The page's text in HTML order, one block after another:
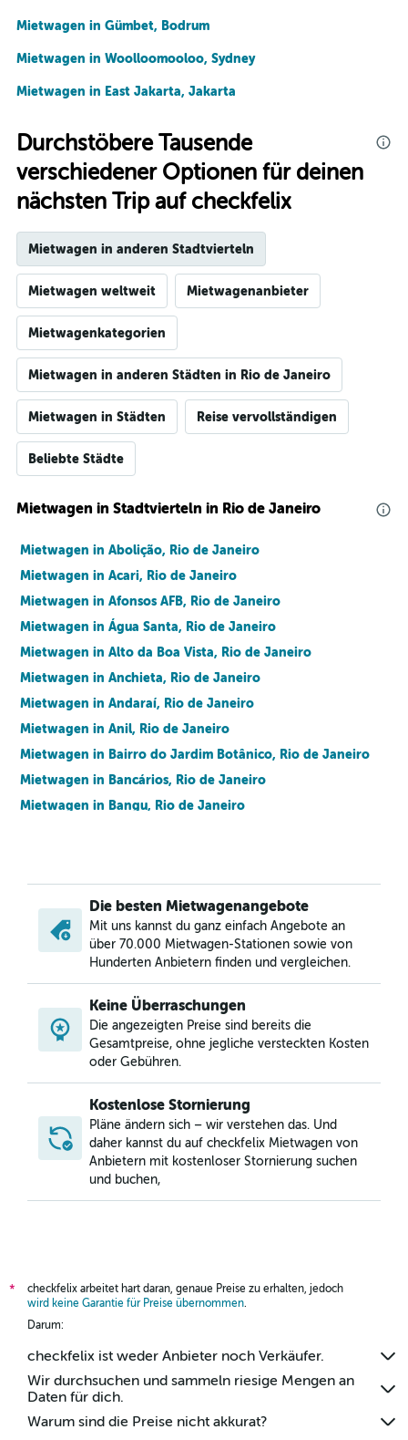
Mietwagen in Gümbet, Bodrum
Mietwagen in Woolloomooloo, Sydney
Mietwagen in East Jakarta, Jakarta
Durchstöbere Tausende
verschiedener Optionen für deinen
nächsten Trip auf checkfelix
Mietwagen in anderen Stadtvierteln
Mietwagen weltweit Mietwagenanbieter
Mietwagenkategorien
Mietwagen in anderen Städten in Rio de Janeiro
Mietwagen in Städten Reise vervollständigen
Beliebte Städte
Mietwagen in Stadtvierteln in Rio de Janeiro
Mietwagen in Abolição, Rio de Janeiro
Mietwagen in Acari, Rio de Janeiro
Mietwagen in Afonsos AFB, Rio de Janeiro
Mietwagen in Água Santa, Rio de Janeiro
Mietwagen in Alto da Boa Vista, Rio de Janeiro
Mietwagen in Anchieta, Rio de Janeiro
Mietwagen in Andaraí, Rio de Janeiro
Mietwagen in Anil, Rio de Janeiro
Mietwagen in Bairro do Jardim Botânico, Rio de Janeiro
Mietwagen in Bancários, Rio de Janeiro
Mietwagen in Bangu, Rio de Janeiro
Mietwagen in Barros Filho, Rio de Janeiro
Mietwagen in Benfica, Rio de Janeiro
Mietwagen in Bento Ribeiro, Rio de Janeiro
Mietwagen in Botafogo, Rio de Janeiro
Mietwagen in Brás de Pina, Rio de Janeiro
Mietwagen in Cachambi, Rio de Janeiro
Mietwagen in Cacuia, Rio de Janeiro
Die besten Mietwagenangebote
Mit uns kannst du ganz einfach Angebote an
über 70.000 Mietwagen-Stationen sowie von
Hunderten Anbietern finden und vergleichen.
Keine Überraschungen
Die angezeigten Preise sind bereits die
Gesamtpreise, ohne jegliche versteckten Kosten
oder Gebühren.
Kostenlose Stornierung
Pläne ändern sich – wir verstehen das. Und
daher kannst du auf checkfelix Mietwagen von
Anbietern mit kostenloser Stornierung suchen
und buchen,
*
checkfelix arbeitet hart daran, genaue Preise zu erhalten, jedoch
wird keine Garantie für Preise übernommen.
Darum:
checkfelix ist weder Anbieter noch Verkäufer.
Wir durchsuchen und sammeln riesige Mengen an
Daten für dich.
Warum sind die Preise nicht akkurat?